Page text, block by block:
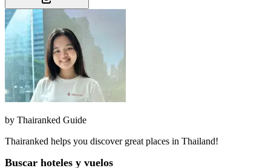
by Thairanked Guide
Thairanked helps you discover great places in Thailand!
Buscar hoteles y vuelos